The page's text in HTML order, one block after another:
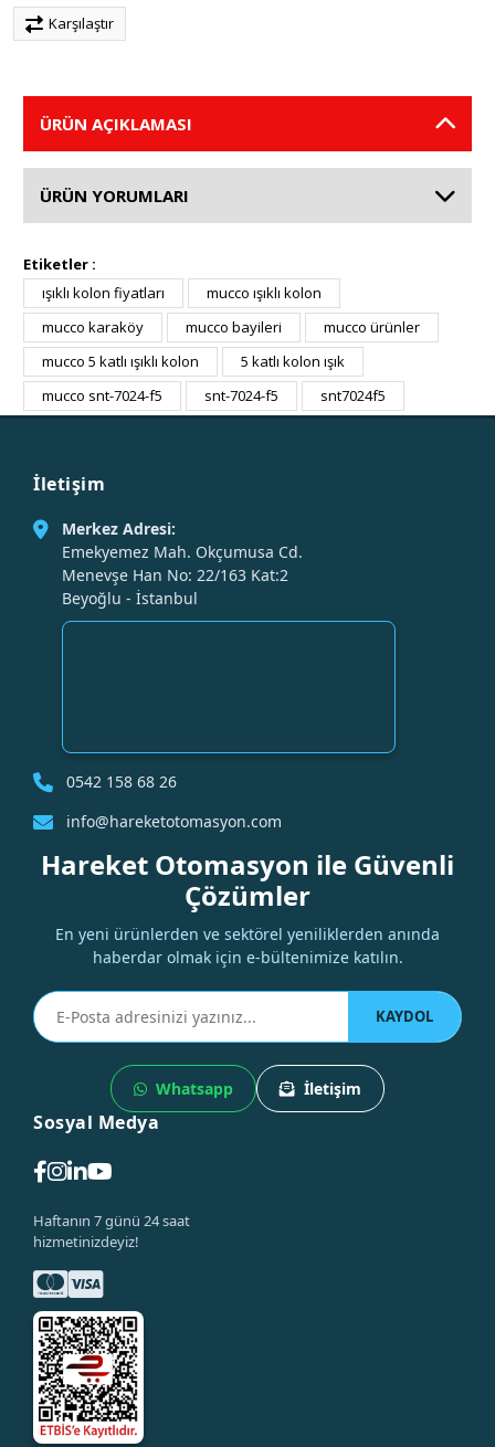
Karşılaştır
ÜRÜN AÇIKLAMASI
ÜRÜN YORUMLARI
Etiketler :
ışıklı kolon fiyatları
mucco ışıklı kolon
mucco karaköy
mucco bayileri
mucco ürünler
mucco 5 katlı ışıklı kolon
5 katlı kolon ışık
mucco snt-7024-f5
snt-7024-f5 snt7024f5
İletişim
Merkez Adresi:
Emekyemez Mah. Okçumusa Cd.
Menevşe Han No: 22/163 Kat:2
Beyoğlu - İstanbul
0542 158 68 26
info@hareketotomasyon.com
Hareket Otomasyon ile Güvenli
Çözümler
En yeni ürünlerden ve sektörel yeniliklerden anında
haberdar olmak için e-bültenimize katılın.
KAYDOL
Whatsapp İletişim
Sosyal Medya
Haftanın 7 günü 24 saat
hizmetinizdeyiz!